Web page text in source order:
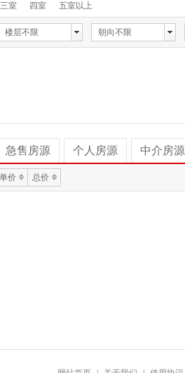
三室 四室 五室以上
楼层不限 朝向不限
急售房源 个人房源 中介房源
单价 总价